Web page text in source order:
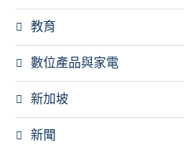
教育
數位產品與家電
新加坡
新聞